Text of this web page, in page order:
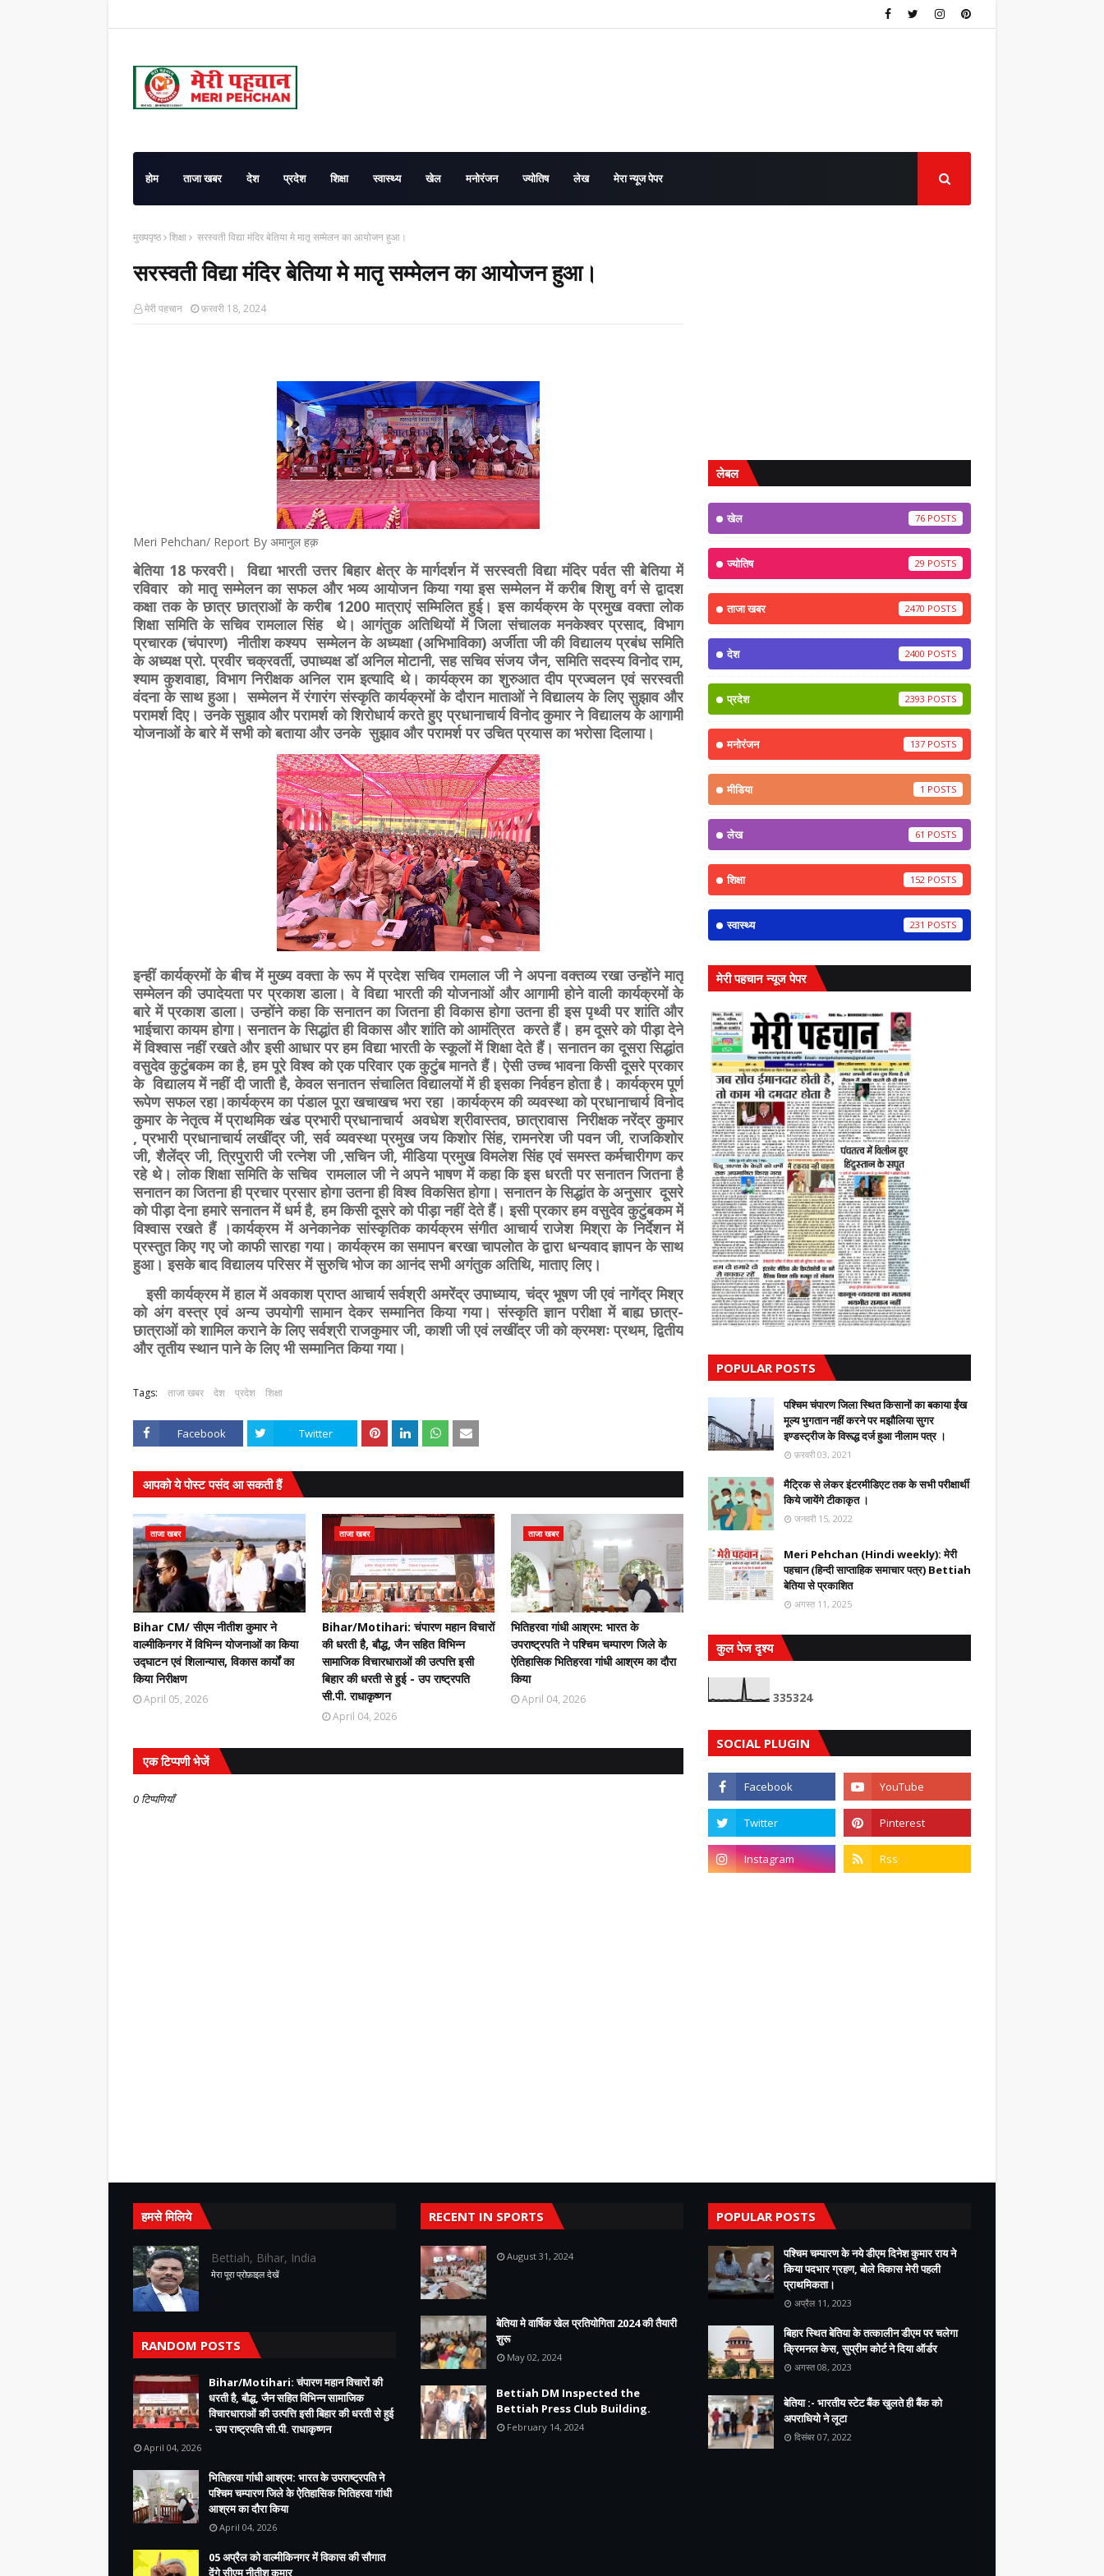
होम ताजा खबर देश प्रदेश शिक्षा स्वास्थ्य खेल मनोरंजन ज्योतिष लेख मेरा न्यूज पेपर
मुख्यपृष्ठ शिक्षा सरस्वती विद्या मंदिर बेतिया मे मातृ सम्मेलन का आयोजन हुआ।
सरस्वती विद्या मंदिर बेतिया मे मातृ सम्मेलन का आयोजन हुआ।
मेरी पहचान फ़रवरी 18, 2024
Meri Pehchan/ Report By अमानुल हक़
बेतिया 18 फरवरी। विद्या भारती उत्तर बिहार क्षेत्र के मार्गदर्शन में सरस्वती विद्या मंदिर पर्वत सी बेतिया में
रविवार को मातृ सम्मेलन का सफल और भव्य आयोजन किया गया इस सम्मेलन में करीब शिशु वर्ग से द्वादश
कक्षा तक के छात्र छात्राओं के करीब 1200 मात्राएं सम्मिलित हुई। इस कार्यक्रम के प्रमुख वक्ता लोक
शिक्षा समिति के सचिव रामलाल सिंह थे। आगंतुक अतिथियों में जिला संचालक मनकेश्वर प्रसाद, विभाग
प्रचारक (चंपारण) नीतीश कश्यप सम्मेलन के अध्यक्षा (अभिभाविका) अर्जीता जी की विद्यालय प्रबंध समिति
के अध्यक्ष प्रो. प्रवीर चक्रवर्ती, उपाध्यक्ष डॉ अनिल मोटानी, सह सचिव संजय जैन, समिति सदस्य विनोद राम,
श्याम कुशवाहा, विभाग निरीक्षक अनिल राम इत्यादि थे। कार्यक्रम का शुरुआत दीप प्रज्वलन एवं सरस्वती
वंदना के साथ हुआ। सम्मेलन में रंगारंग संस्कृति कार्यक्रमों के दौरान माताओं ने विद्यालय के लिए सुझाव और
परामर्श दिए। उनके सुझाव और परामर्श को शिरोधार्य करते हुए प्रधानाचार्य विनोद कुमार ने विद्यालय के आगामी
योजनाओं के बारे में सभी को बताया और उनके सुझाव और परामर्श पर उचित प्रयास का भरोसा दिलाया।
इन्हीं कार्यक्रमों के बीच में मुख्य वक्ता के रूप में प्रदेश सचिव रामलाल जी ने अपना वक्तव्य रखा उन्होंने मातृ
सम्मेलन की उपादेयता पर प्रकाश डाला। वे विद्या भारती की योजनाओं और आगामी होने वाली कार्यक्रमों के
बारे में प्रकाश डाला। उन्होंने कहा कि सनातन का जितना ही विकास होगा उतना ही इस पृथ्वी पर शांति और
भाईचारा कायम होगा। सनातन के सिद्धांत ही विकास और शांति को आमंत्रित करते हैं। हम दूसरे को पीड़ा देने
में विश्वास नहीं रखते और इसी आधार पर हम विद्या भारती के स्कूलों में शिक्षा देते हैं। सनातन का दूसरा सिद्धांत
वसुदेव कुटुंबकम का है, हम पूरे विश्व को एक परिवार एक कुटुंब मानते हैं। ऐसी उच्च भावना किसी दूसरे प्रकार
के विद्यालय में नहीं दी जाती है, केवल सनातन संचालित विद्यालयों में ही इसका निर्वहन होता है। कार्यक्रम पूर्ण
रूपेण सफल रहा।कार्यक्रम का पंडाल पूरा खचाखच भरा रहा ।कार्यक्रम की व्यवस्था को प्रधानाचार्य विनोद
कुमार के नेतृत्व में प्राथमिक खंड प्रभारी प्रधानाचार्य अवधेश श्रीवास्तव, छात्रावास निरीक्षक नरेंद्र कुमार
, प्रभारी प्रधानाचार्य लखींद्र जी, सर्व व्यवस्था प्रमुख जय किशोर सिंह, रामनरेश जी पवन जी, राजकिशोर
जी, शैलेंद्र जी, त्रिपुरारी जी रत्नेश जी ,सचिन जी, मीडिया प्रमुख विमलेश सिंह एवं समस्त कर्मचारीगण कर
रहे थे। लोक शिक्षा समिति के सचिव रामलाल जी ने अपने भाषण में कहा कि इस धरती पर सनातन जितना है
सनातन का जितना ही प्रचार प्रसार होगा उतना ही विश्व विकसित होगा। सनातन के सिद्धांत के अनुसार दूसरे
को पीड़ा देना हमारे सनातन में धर्म है, हम किसी दूसरे को पीड़ा नहीं देते हैं। इसी प्रकार हम वसुदेव कुटुंबकम में
विश्वास रखते हैं ।कार्यक्रम में अनेकानेक सांस्कृतिक कार्यक्रम संगीत आचार्य राजेश मिश्रा के निर्देशन में
प्रस्तुत किए गए जो काफी सारहा गया। कार्यक्रम का समापन बरखा चापलोत के द्वारा धन्यवाद ज्ञापन के साथ
हुआ। इसके बाद विद्यालय परिसर में सुरुचि भोज का आनंद सभी अगंतुक अतिथि, माताए लिए।
इसी कार्यक्रम में हाल में अवकाश प्राप्त आचार्य सर्वश्री अमरेंद्र उपाध्याय, चंद्र भूषण जी एवं नागेंद्र मिश्र
को अंग वस्त्र एवं अन्य उपयोगी सामान देकर सम्मानित किया गया। संस्कृति ज्ञान परीक्षा में बाह्य छात्र-
छात्राओं को शामिल कराने के लिए सर्वश्री राजकुमार जी, काशी जी एवं लखींद्र जी को क्रमशः प्रथम, द्वितीय
और तृतीय स्थान पाने के लिए भी सम्मानित किया गया।
Tags: ताजा खबर देश प्रदेश शिक्षा
Facebook Twitter
आपको ये पोस्ट पसंद आ सकती हैं
ताजा खबर
Bihar CM/ सीएम नीतीश कुमार ने
वाल्मीकिनगर में विभिन्न योजनाओं का किया
उद्घाटन एवं शिलान्यास, विकास कार्यों का
किया निरीक्षण
April 05, 2026
ताजा खबर
Bihar/Motihari: चंपारण महान विचारों
की धरती है, बौद्ध, जैन सहित विभिन्न
सामाजिक विचारधाराओं की उत्पत्ति इसी
बिहार की धरती से हुई - उप राष्ट्रपति
सी.पी. राधाकृष्णन
April 04, 2026
ताजा खबर
भितिहरवा गांधी आश्रम: भारत के
उपराष्ट्रपति ने पश्चिम चम्पारण जिले के
ऐतिहासिक भितिहरवा गांधी आश्रम का दौरा
किया
April 04, 2026
एक टिप्पणी भेजें
0 टिप्पणियाँ
लेबल
खेल 76
ज्योतिष 29
ताजा खबर 2470
देश 2400
प्रदेश 2393
मनोरंजन 137
मीडिया 1
लेख 61
शिक्षा 152
स्वास्थ्य 231
मेरी पहचान न्यूज पेपर
POPULAR POSTS
पश्चिम चंपारण जिला स्थित किसानों का बकाया ईंख
मूल्य भुगतान नहीं करने पर मझौलिया सुगर
इण्डस्ट्रीज के विरूद्ध दर्ज हुआ नीलाम पत्र ।
फ़रवरी 03, 2021
मैट्रिक से लेकर इंटरमीडिएट तक के सभी परीक्षार्थी
किये जायेंगे टीकाकृत ।
जनवरी 15, 2022
Meri Pehchan (Hindi weekly): मेरी
पहचान (हिन्दी साप्ताहिक समाचार पत्र) Bettiah
बेतिया से प्रकाशित
अगस्त 11, 2025
कुल पेज दृश्य
335324
SOCIAL PLUGIN
हमसे मिलिये
Bettiah, Bihar, India
मेरा पूरा प्रोफ़ाइल देखें
RANDOM POSTS
Bihar/Motihari: चंपारण महान विचारों की
धरती है, बौद्ध, जैन सहित विभिन्न सामाजिक
विचारधाराओं की उत्पत्ति इसी बिहार की धरती से हुई
- उप राष्ट्रपति सी.पी. राधाकृष्णन
April 04, 2026
भितिहरवा गांधी आश्रम: भारत के उपराष्ट्रपति ने
पश्चिम चम्पारण जिले के ऐतिहासिक भितिहरवा गांधी
आश्रम का दौरा किया
April 04, 2026
05 अप्रैल को वाल्मीकिनगर में विकास की सौगात
देंगे सीएम नीतीश कुमार
RECENT IN SPORTS
August 31, 2024
बेतिया मे वार्षिक खेल प्रतियोगिता 2024 की तैयारी
शुरू
May 02, 2024
Bettiah DM Inspected the
Bettiah Press Club Building.
February 14, 2024
POPULAR POSTS
पश्चिम चम्पारण के नये डीएम दिनेश कुमार राय ने
किया पदभार ग्रहण, बोले विकास मेरी पहली
प्राथमिकता।
अप्रैल 11, 2023
बिहार स्थित बेतिया के तत्कालीन डीएम पर चलेगा
क्रिमनल केस, सुप्रीम कोर्ट ने दिया ऑर्डर
अगस्त 08, 2023
बेतिया :- भारतीय स्टेट बैंक खुलते ही बैंक को
अपराधियो ने लूटा
दिसंबर 07, 2022